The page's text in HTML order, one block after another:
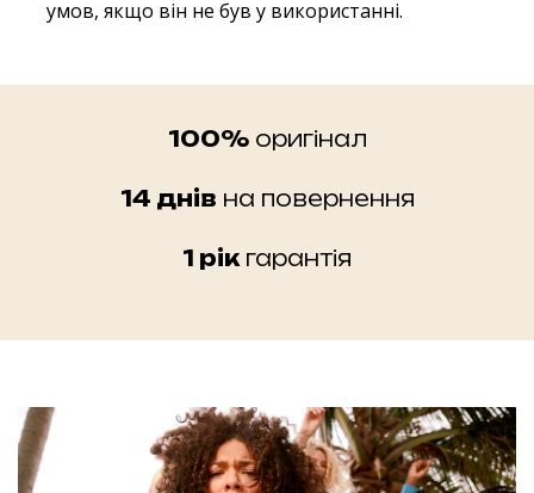
умов, якщо він не був у використанні.
100%оригінал
14 днів на повернення
1 рік гарантія